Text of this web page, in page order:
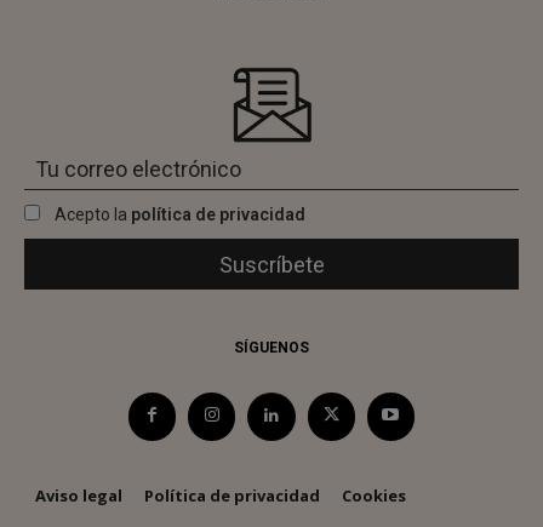
Acepto la política de privacidad
SÍGUENOS
Aviso legal Política de privacidad Cookies